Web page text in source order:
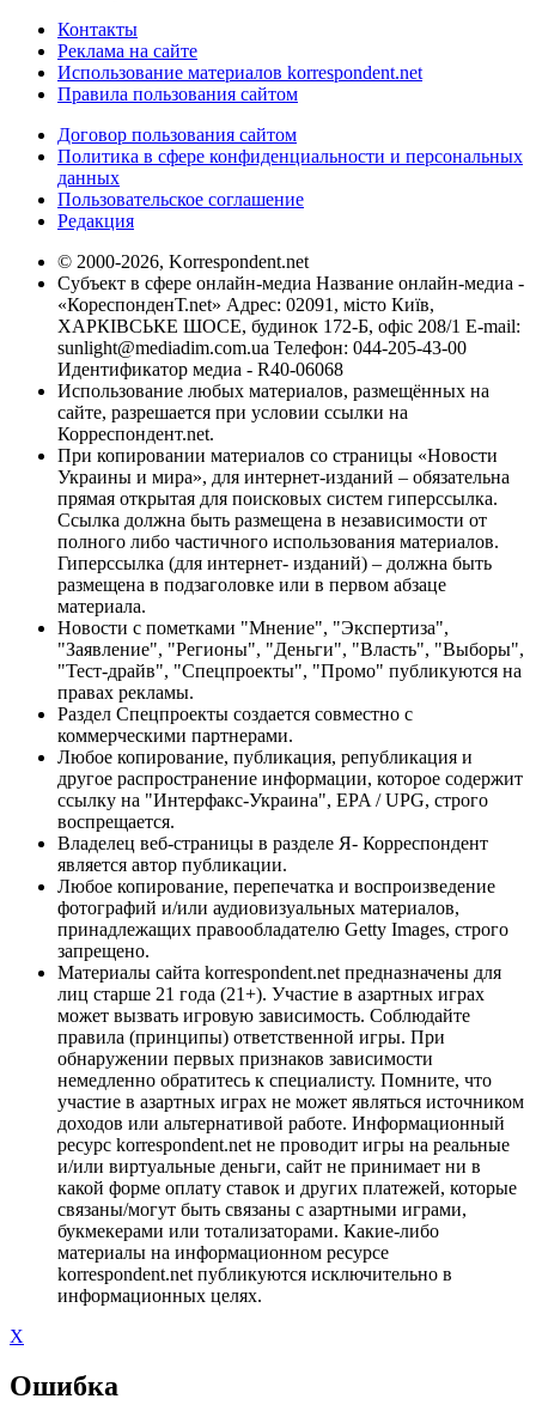
Контакты
Реклама на сайте
Использование материалов korrespondent.net
Правила пользования сайтом
Договор пользования сайтом
Политика в сфере конфиденциальности и персональных
данных
Пользовательское соглашение
Редакция
© 2000-2026, Korrespondent.net
Субъект в сфере онлайн-медиа Название онлайн-медиа -
«КореспонденТ.net» Адрес: 02091, місто Київ,
ХАРКІВСЬКЕ ШОСЕ, будинок 172-Б, офіс 208/1 E-mail:
sunlight@mediadim.com.ua Телефон: 044-205-43-00
Идентификатор медиа - R40-06068
Использование любых материалов, размещённых на
сайте, разрешается при условии ссылки на
Корреспондент.net.
При копировании материалов со страницы «Новости
Украины и мира», для интернет-изданий – обязательна
прямая открытая для поисковых систем гиперссылка.
Ссылка должна быть размещена в независимости от
полного либо частичного использования материалов.
Гиперссылка (для интернет- изданий) – должна быть
размещена в подзаголовке или в первом абзаце
материала.
Новости с пометками "Мнение", "Экспертиза",
"Заявление", "Регионы", "Деньги", "Власть", "Выборы",
"Тест-драйв", "Спецпроекты", "Промо" публикуются на
правах рекламы.
Раздел Спецпроекты создается совместно с
коммерческими партнерами.
Любое копирование, публикация, републикация и
другое распространение информации, которое содержит
ссылку на "Интерфакс-Украина", EPA / UPG, строго
воспрещается.
Владелец веб-страницы в разделе Я- Корреспондент
является автор публикации.
Любое копирование, перепечатка и воспроизведение
фотографий и/или аудиовизуальных материалов,
принадлежащих правообладателю Getty Images, строго
запрещено.
Материалы сайта korrespondent.net предназначены для
лиц старше 21 года (21+). Участие в азартных играх
может вызвать игровую зависимость. Соблюдайте
правила (принципы) ответственной игры. При
обнаружении первых признаков зависимости
немедленно обратитесь к специалисту. Помните, что
участие в азартных играх не может являться источником
доходов или альтернативой работе. Информационный
ресурс korrespondent.net не проводит игры на реальные
и/или виртуальные деньги, сайт не принимает ни в
какой форме оплату ставок и других платежей, которые
связаны/могут быть связаны с азартными играми,
букмекерами или тотализаторами. Какие-либо
материалы на информационном ресурсе
korrespondent.net публикуются исключительно в
информационных целях.
X
Ошибка